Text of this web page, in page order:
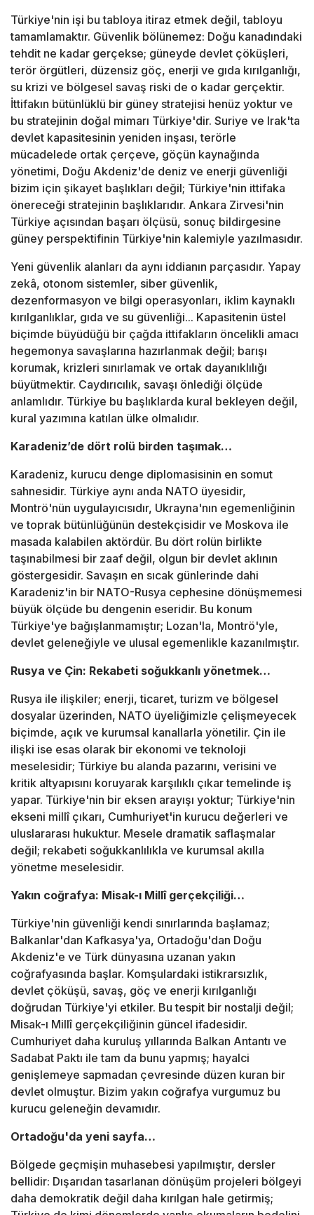
Türkiye'nin işi bu tabloya itiraz etmek değil, tabloyu
tamamlamaktır. Güvenlik bölünemez: Doğu kanadındaki
tehdit ne kadar gerçekse; güneyde devlet çöküşleri,
terör örgütleri, düzensiz göç, enerji ve gıda kırılganlığı,
su krizi ve bölgesel savaş riski de o kadar gerçektir.
İttifakın bütünlüklü bir güney stratejisi henüz yoktur ve
bu stratejinin doğal mimarı Türkiye'dir. Suriye ve Irak'ta
devlet kapasitesinin yeniden inşası, terörle
mücadelede ortak çerçeve, göçün kaynağında
yönetimi, Doğu Akdeniz'de deniz ve enerji güvenliği
bizim için şikayet başlıkları değil; Türkiye'nin ittifaka
önereceği stratejinin başlıklarıdır. Ankara Zirvesi'nin
Türkiye açısından başarı ölçüsü, sonuç bildirgesine
güney perspektifinin Türkiye'nin kalemiyle yazılmasıdır.
Yeni güvenlik alanları da aynı iddianın parçasıdır. Yapay
zekâ, otonom sistemler, siber güvenlik,
dezenformasyon ve bilgi operasyonları, iklim kaynaklı
kırılganlıklar, gıda ve su güvenliği... Kapasitenin üstel
biçimde büyüdüğü bir çağda ittifakların öncelikli amacı
hegemonya savaşlarına hazırlanmak değil; barışı
korumak, krizleri sınırlamak ve ortak dayanıklılığı
büyütmektir. Caydırıcılık, savaşı önlediği ölçüde
anlamlıdır. Türkiye bu başlıklarda kural bekleyen değil,
kural yazımına katılan ülke olmalıdır.
Karadeniz’de dört rolü birden taşımak…
Karadeniz, kurucu denge diplomasisinin en somut
sahnesidir. Türkiye aynı anda NATO üyesidir,
Montrö'nün uygulayıcısıdır, Ukrayna'nın egemenliğinin
ve toprak bütünlüğünün destekçisidir ve Moskova ile
masada kalabilen aktördür. Bu dört rolün birlikte
taşınabilmesi bir zaaf değil, olgun bir devlet aklının
göstergesidir. Savaşın en sıcak günlerinde dahi
Karadeniz'in bir NATO-Rusya cephesine dönüşmemesi
büyük ölçüde bu dengenin eseridir. Bu konum
Türkiye'ye bağışlanmamıştır; Lozan'la, Montrö'yle,
devlet geleneğiyle ve ulusal egemenlikle kazanılmıştır.
Rusya ve Çin: Rekabeti soğukkanlı yönetmek…
Rusya ile ilişkiler; enerji, ticaret, turizm ve bölgesel
dosyalar üzerinden, NATO üyeliğimizle çelişmeyecek
biçimde, açık ve kurumsal kanallarla yönetilir. Çin ile
ilişki ise esas olarak bir ekonomi ve teknoloji
meselesidir; Türkiye bu alanda pazarını, verisini ve
kritik altyapısını koruyarak karşılıklı çıkar temelinde iş
yapar. Türkiye'nin bir eksen arayışı yoktur; Türkiye'nin
ekseni millî çıkarı, Cumhuriyet'in kurucu değerleri ve
uluslararası hukuktur. Mesele dramatik saflaşmalar
değil; rekabeti soğukkanlılıkla ve kurumsal akılla
yönetme meselesidir.
Yakın coğrafya: Misak-ı Millî gerçekçiliği…
Türkiye'nin güvenliği kendi sınırlarında başlamaz;
Balkanlar'dan Kafkasya'ya, Ortadoğu'dan Doğu
Akdeniz'e ve Türk dünyasına uzanan yakın
coğrafyasında başlar. Komşulardaki istikrarsızlık,
devlet çöküşü, savaş, göç ve enerji kırılganlığı
doğrudan Türkiye'yi etkiler. Bu tespit bir nostalji değil;
Misak-ı Millî gerçekçiliğinin güncel ifadesidir.
Cumhuriyet daha kuruluş yıllarında Balkan Antantı ve
Sadabat Paktı ile tam da bunu yapmış; hayalci
genişlemeye sapmadan çevresinde düzen kuran bir
devlet olmuştur. Bizim yakın coğrafya vurgumuz bu
kurucu geleneğin devamıdır.
Ortadoğu'da yeni sayfa…
Bölgede geçmişin muhasebesi yapılmıştır, dersler
bellidir: Dışarıdan tasarlanan dönüşüm projeleri bölgeyi
daha demokratik değil daha kırılgan hale getirmiş;